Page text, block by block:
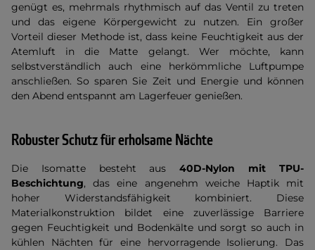
genügt es, mehrmals rhythmisch auf das Ventil zu treten
und das eigene Körpergewicht zu nutzen. Ein großer
Vorteil dieser Methode ist, dass keine Feuchtigkeit aus der
Atemluft in die Matte gelangt. Wer möchte, kann
selbstverständlich auch eine herkömmliche Luftpumpe
anschließen. So sparen Sie Zeit und Energie und können
den Abend entspannt am Lagerfeuer genießen.
Robuster Schutz für erholsame Nächte
Die Isomatte besteht aus40D-Nylon mit TPU-
Beschichtung, das eine angenehm weiche Haptik mit
hoher Widerstandsfähigkeit kombiniert. Diese
Materialkonstruktion bildet eine zuverlässige Barriere
gegen Feuchtigkeit und Bodenkälte und sorgt so auch in
kühlen Nächten für eine hervorragende Isolierung. Das